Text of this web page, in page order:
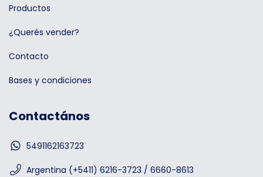
Productos
¿Querés vender?
Contacto
Bases y condiciones
Contactános
5491162163723
Argentina (+5411) 6216-3723 / 6660-8613